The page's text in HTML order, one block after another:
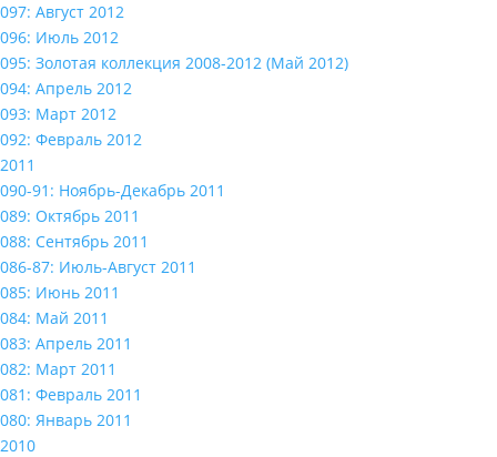
097: Август 2012
096: Июль 2012
095: Золотая коллекция 2008-2012 (Май 2012)
094: Апрель 2012
093: Март 2012
092: Февраль 2012
2011
090-91: Ноябрь-Декабрь 2011
089: Октябрь 2011
088: Сентябрь 2011
086-87: Июль-Август 2011
085: Июнь 2011
084: Май 2011
083: Апрель 2011
082: Март 2011
081: Февраль 2011
080: Январь 2011
2010